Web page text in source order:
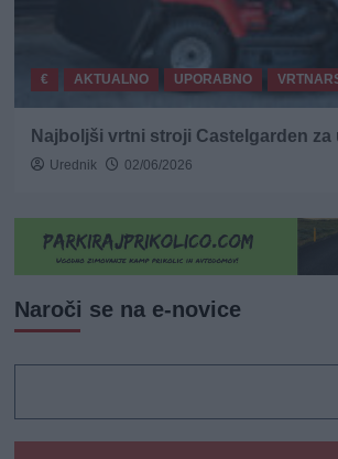
€ AKTUALNO UPORABNO
Najboljši vrtni stroji Castelgarden za
Urednik 02/06/2026
Naroči se na e-novice